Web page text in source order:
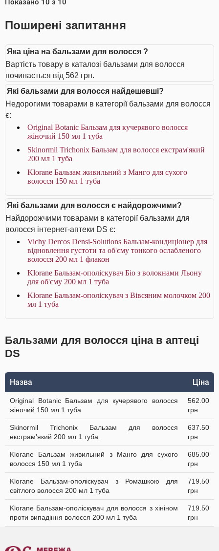
Показано 10 з 10
Поширені запитання
Яка ціна на бальзами для волосся ?
Вартість товару в каталозі бальзами для волосся
починається від 562 грн.
Які бальзами для волосся найдешевші?
Недорогими товарами в категорії бальзами для волосся
є:
Original Botanic Бальзам для кучерявого волосся
жіночий 150 мл 1 туба
Skinormil Trichonix Бальзам для волосся екстрам'який
200 мл 1 туба
Klorane Бальзам живильний з Манго для сухого
волосся 150 мл 1 туба
Які бальзами для волосся є найдорожчими?
Найдорожчими товарами в категорії бальзами для
волосся інтернет-аптеки DS є:
Vichy Dercos Densi-Solutions Бальзам-кондиціонер для
відновлення густоти та об'єму тонкого ослабленого
волосся 200 мл 1 флакон
Klorane Бальзам-ополіскувач Біо з волокнами Льону
для об'єму 200 мл 1 туба
Klorane Бальзам-ополіскувач з Вівсяним молочком 200
мл 1 туба
Бальзами для волосся ціна в аптеці
DS
Назва Ціна
Original Botanic Бальзам для кучерявого волосся
жіночий 150 мл 1 туба
562.00
грн
Skinormil Trichonix Бальзам для волосся
екстрам'який 200 мл 1 туба
637.50
грн
Klorane Бальзам живильний з Манго для сухого
волосся 150 мл 1 туба
685.00
грн
Klorane Бальзам-ополіскувач з Ромашкою для
світлого волосся 200 мл 1 туба
719.50
грн
Klorane Бальзам-ополіскувач для волосся з хініном
проти випадіння волосся 200 мл 1 туба
719.50
грн